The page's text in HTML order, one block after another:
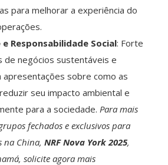
para melhorar a experiência do
Responsabilidade Social: Forte
de negócios sustentáveis e
apresentações sobre como as
seu impacto ambiental e
para a sociedade. Para mais
fechados e exclusivos para
na China, NRF Nova York 2025,
solicite agora mais